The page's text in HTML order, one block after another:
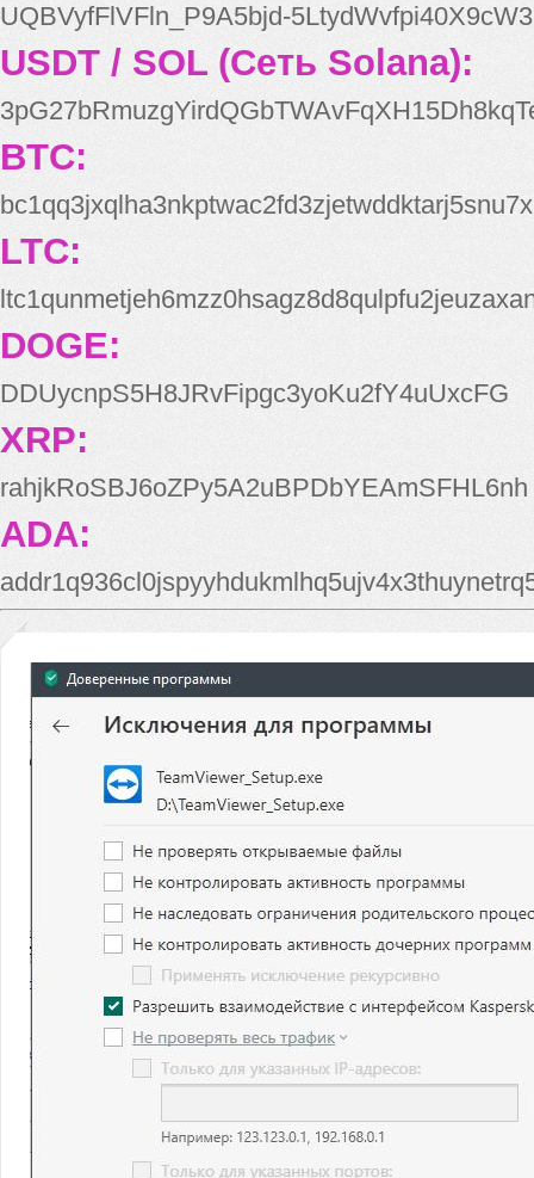
UQBVyfFlVFln_P9A5bjd-
USDT / SOL (Сеть Solana):
BTC:
bc1qq3jxqlha3nkptwac2fd3zjetwddktarj5snu7x
LTC:
DOGE:
DDUycnpS5H8JRvFipgc3yoKu2fY4uUxcFG
XRP:
rahjkRoSBJ6oZPy5A2uBPDbYEAmSFHL6nh
ADA: